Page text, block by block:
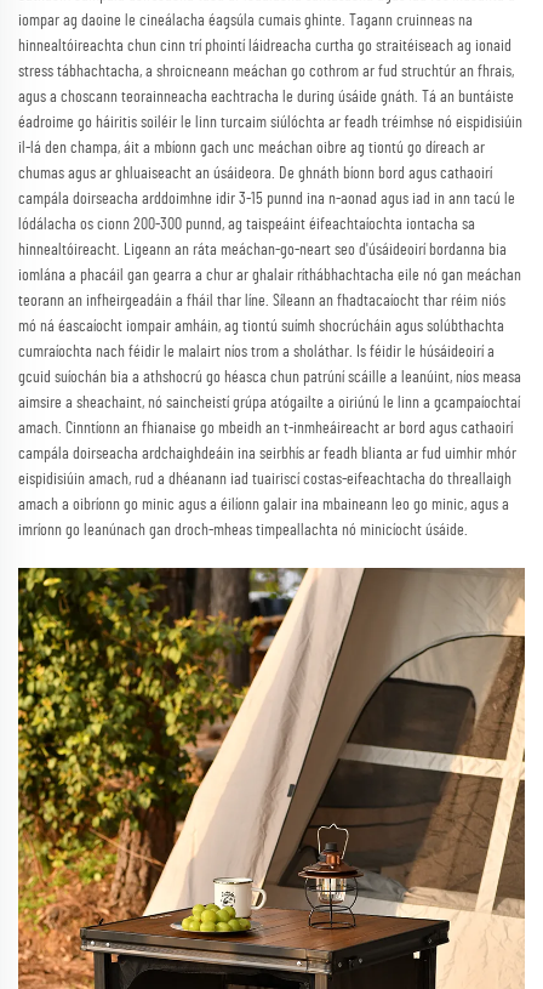
iompar ag daoine le cineálacha éagsúla cumais ghinte. Tagann cruinneas na
hinnealtóireachta chun cinn trí phointí láidreacha curtha go straitéiseach ag ionaid
stress tábhachtacha, a shroicneann meáchan go cothrom ar fud struchtúr an fhrais,
agus a choscann teorainneacha eachtracha le during úsáide gnáth. Tá an buntáiste
éadroime go háiritis soiléir le linn turcaim siúlóchta ar feadh tréimhse nó eispidisiúin
il-lá den champa, áit a mbíonn gach unc meáchan oibre ag tiontú go díreach ar
chumas agus ar ghluaiseacht an úsáideora. De ghnáth bíonn bord agus cathaoirí
campála doirseacha arddoimhne idir 3-15 punnd ina n-aonad agus iad in ann tacú le
lódálacha os cionn 200-300 punnd, ag taispeáint éifeachtaíochta iontacha sa
hinnealtóireacht. Ligeann an ráta meáchan-go-neart seo d'úsáideoirí bordanna bia
iomlána a phacáil gan gearra a chur ar ghalair ríthábhachtacha eile nó gan meáchan
teorann an infheirgeadáin a fháil thar líne. Síleann an fhadtacaíocht thar réim niós
mó ná éascaíocht iompair amháin, ag tiontú suímh shocrúcháin agus solúbthachta
cumraíochta nach féidir le malairt níos trom a sholáthar. Is féidir le húsáideoirí a
gcuid suíochán bia a athshocrú go héasca chun patrúní scáille a leanúint, níos measa
aimsire a sheachaint, nó saincheistí grúpa atógailte a oiriúnú le linn a gcampaíochtaí
amach. Cinntíonn an fhianaise go mbeidh an t-inmheáireacht ar bord agus cathaoirí
campála doirseacha ardchaighdeáin ina seirbhís ar feadh blianta ar fud uimhir mhór
eispidisiúin amach, rud a dhéanann iad tuairiscí costas-eifeachtacha do threallaigh
amach a oibríonn go minic agus a éilíonn galair ina mbaineann leo go minic, agus a
imríonn go leanúnach gan droch-mheas timpeallachta nó minicíocht úsáide.